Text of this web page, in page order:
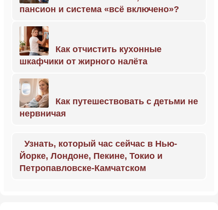
пансион и система «всё включено»?
Как отчистить кухонные
шкафчики от жирного налёта
Как путешествовать с детьми не
нервничая
Узнать, который час сейчас в Нью-
Йорке, Лондоне, Пекине, Токио и
Петропавловске-Камчатском